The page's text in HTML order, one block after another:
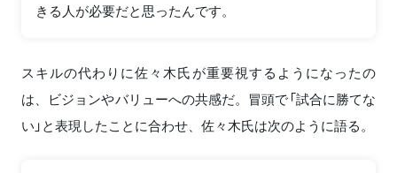
きる人が必要だと思ったんです。
スキルの代わりに佐々木氏が重要視するようになったの
は、ビジョンやバリューへの共感だ。冒頭で「試合に勝てな
い」と表現したことに合わせ、佐々木氏は次のように語る。